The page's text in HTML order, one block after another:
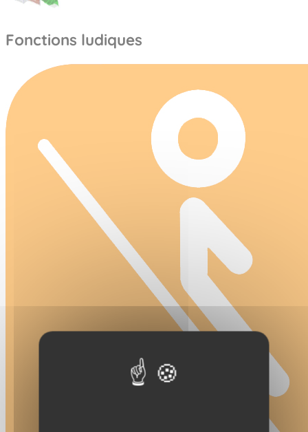
Fonctions ludiques